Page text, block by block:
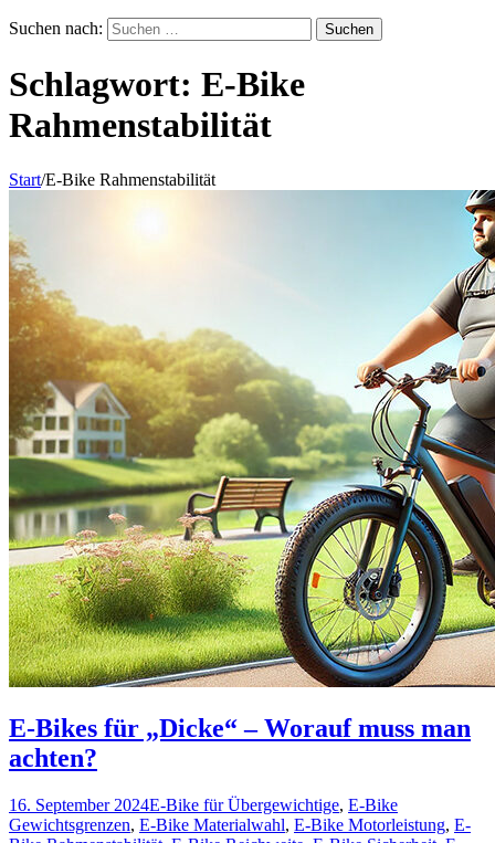
Suchen nach:
Schlagwort: E-Bike
Rahmenstabilität
Start/E-Bike Rahmenstabilität
E-Bikes für „Dicke“ – Worauf muss man
achten?
16. September 2024E-Bike für Übergewichtige, E-Bike
Gewichtsgrenzen, E-Bike Materialwahl, E-Bike Motorleistung, E-